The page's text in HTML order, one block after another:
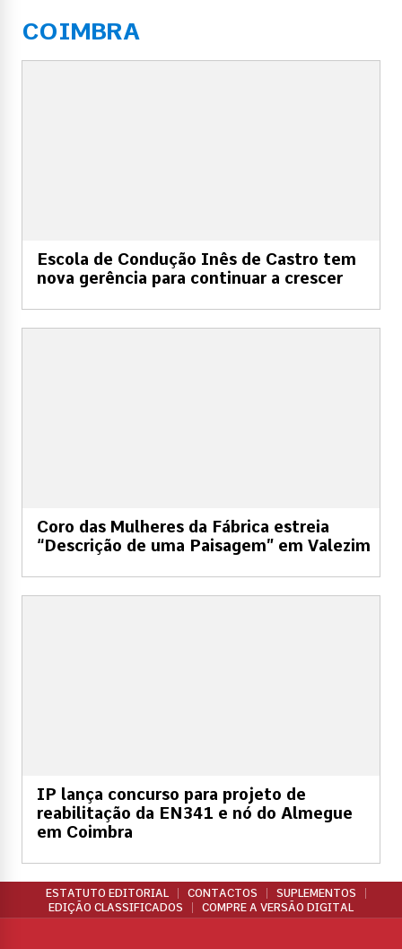
COIMBRA
Escola de Condução Inês de Castro tem
nova gerência para continuar a crescer
Coro das Mulheres da Fábrica estreia
“Descrição de uma Paisagem” em Valezim
IP lança concurso para projeto de
reabilitação da EN341 e nó do Almegue
em Coimbra
ESTATUTO EDITORIAL CONTACTOS
SUPLEMENTOS
EDIÇÃO CLASSIFICADOS
COMPRE A VERSÃO DIGITAL